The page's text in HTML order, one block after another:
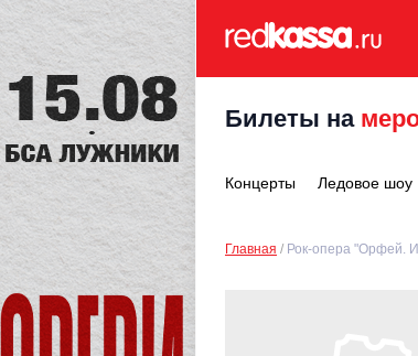
Билеты на
Концерты Ледовое шоу
Главная Рок-опера "Орфей.